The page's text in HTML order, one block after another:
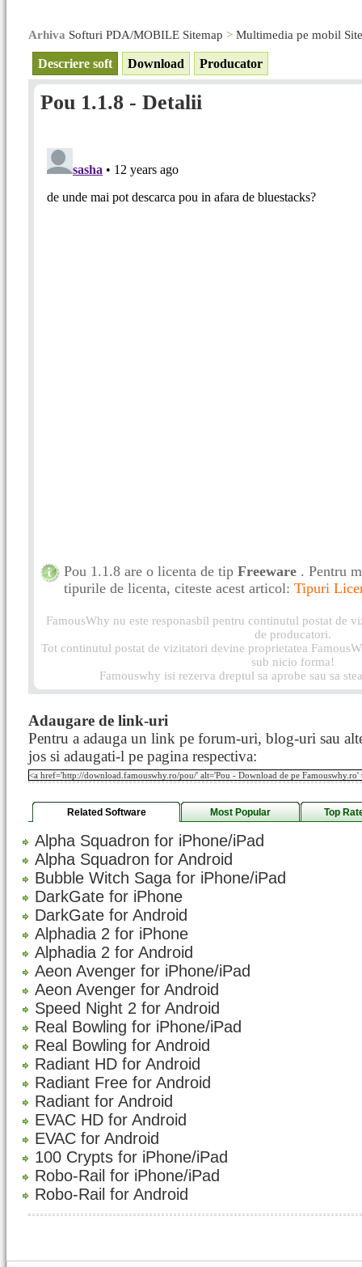
Arhiva Softuri PDA/MOBILE Sitemap > Multimedia pe mobil
Descriere soft Download Producator
Pou 1.1.8 - Detalii
Pou 1.1.8 are o licenta de tip Freeware . Pentru
tipurile de licenta, citeste acest articol: Tipuri
FamousWhy nu este responasbil pentru continutul postat de
de producatori.
Tot continutul postat de vizitatori devine proprietatea
sub nicio forma!
Famouswhy isi rezerva dreptul sa aprobe sau sa
Adaugare de link-uri
Pentru a adauga un link pe forum-uri, blog-uri sau
jos si adaugati-l pe pagina respectiva:
Related Software Most Popular Top
Alpha Squadron for iPhone/iPad
Alpha Squadron for Android
Bubble Witch Saga for iPhone/iPad
DarkGate for iPhone
DarkGate for Android
Alphadia 2 for iPhone
Alphadia 2 for Android
Aeon Avenger for iPhone/iPad
Aeon Avenger for Android
Speed Night 2 for Android
Real Bowling for iPhone/iPad
Real Bowling for Android
Radiant HD for Android
Radiant Free for Android
Radiant for Android
EVAC HD for Android
EVAC for Android
100 Crypts for iPhone/iPad
Robo-Rail for iPhone/iPad
Robo-Rail for Android